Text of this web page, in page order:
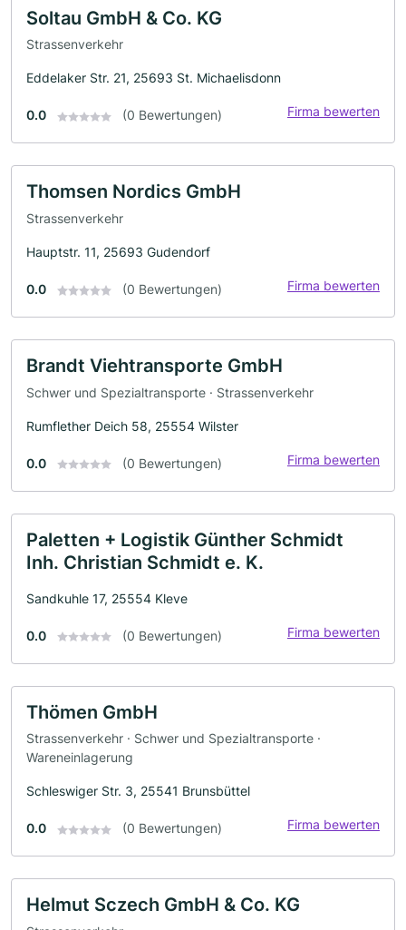
Soltau GmbH & Co. KG
Strassenverkehr
Eddelaker Str. 21, 25693 St. Michaelisdonn
0.0 (0 Bewertungen) Firma bewerten
Thomsen Nordics GmbH
Strassenverkehr
Hauptstr. 11, 25693 Gudendorf
0.0 (0 Bewertungen) Firma bewerten
Brandt Viehtransporte GmbH
Schwer und Spezialtransporte · Strassenverkehr
Rumflether Deich 58, 25554 Wilster
0.0 (0 Bewertungen) Firma bewerten
Paletten + Logistik Günther Schmidt
Inh. Christian Schmidt e. K.
Sandkuhle 17, 25554 Kleve
0.0 (0 Bewertungen) Firma bewerten
Thömen GmbH
Strassenverkehr · Schwer und Spezialtransporte ·
Wareneinlagerung
Schleswiger Str. 3, 25541 Brunsbüttel
0.0 (0 Bewertungen) Firma bewerten
Helmut Sczech GmbH & Co. KG